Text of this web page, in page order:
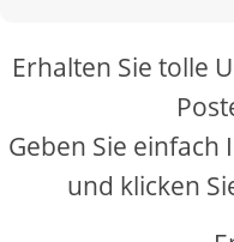
Erhalten Sie tolle
Geben Sie einfach
und klicken